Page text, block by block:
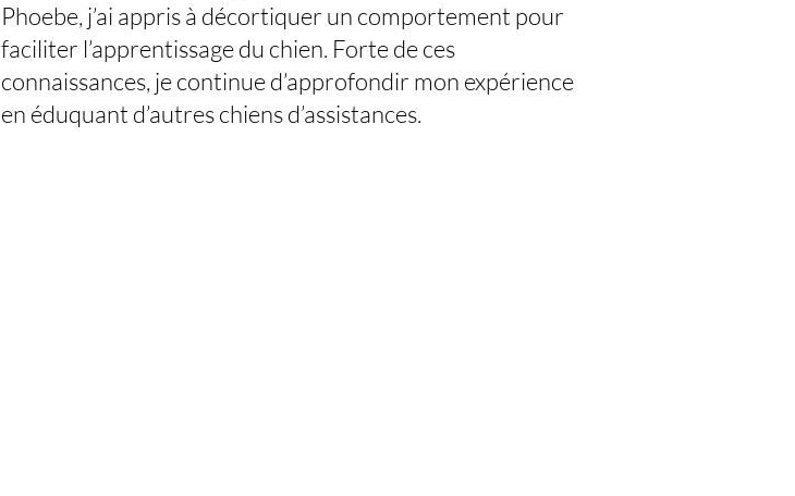
Phoebe, j’ai appris à décortiquer un comportement pour
faciliter l’apprentissage du chien. Forte de ces
connaissances, je continue d’approfondir mon expérience
en éduquant d’autres chiens d’assistances.